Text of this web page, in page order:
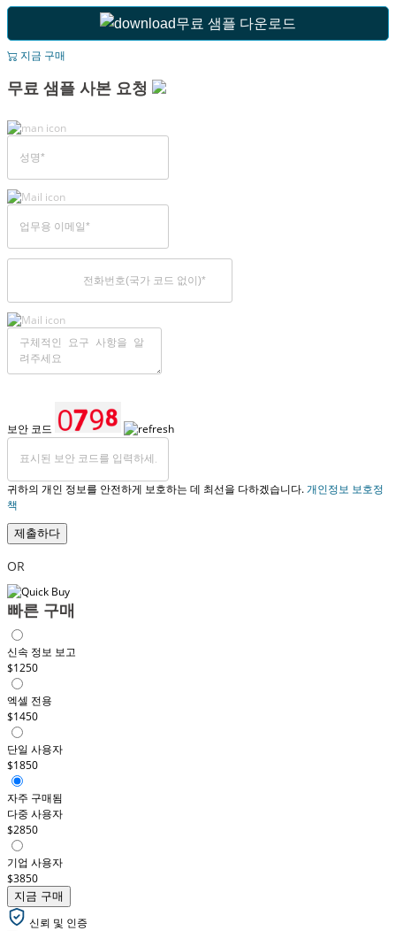
무료 샘플 다운로드
지금 구매
무료 샘플 사본 요청
보안 코드
귀하의 개인 정보를 안전하게 보호하는 데 최선을 다하겠습니다.개인정보 보호정
책
제출하다
OR
빠른 구매
신속 정보 보고
$1250
엑셀 전용
$1450
단일 사용자
$1850
자주 구매됨
다중 사용자
$2850
기업 사용자
$3850
지금 구매
신뢰 및 인증